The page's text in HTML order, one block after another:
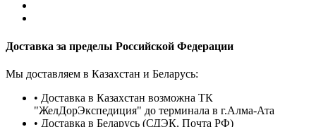
Доставка за пределы Российской Федерации
Мы доставляем в Казахстан и Беларусь:
• Доставка в Казахстан возможна ТК
"ЖелДорЭкспедиция" до терминала в г.Алма-Ата
• Доставка в Беларусь (СДЭК, Почта РФ)